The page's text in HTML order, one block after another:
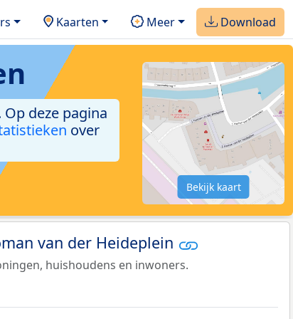
Kaarten Meer Download
deze pagina
over
Bekijk kaart
van der Heideplein
huishoudens en inwoners.